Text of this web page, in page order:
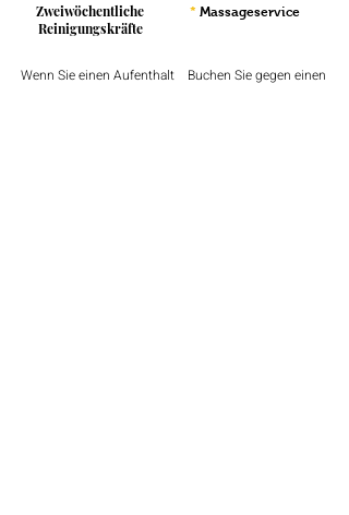
Zweiwöchentliche
Reinigungskräfte
Wenn Sie einen Aufenthalt
*Massageservice
Buchen Sie gegen einen